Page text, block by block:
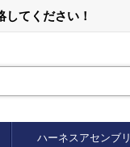
てください！
ハーネスアセンブリ